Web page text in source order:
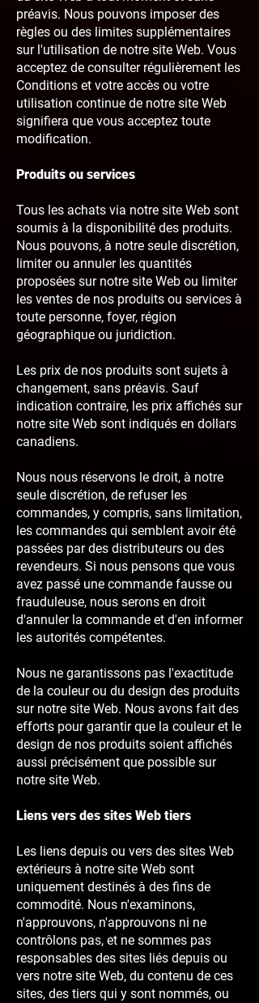
préavis. Nous pouvons imposer des
règles ou des limites supplémentaires
sur l'utilisation de notre site Web. Vous
acceptez de consulter régulièrement les
Conditions et votre accès ou votre
utilisation continue de notre site Web
signifiera que vous acceptez toute
modification.
Produits ou services
Tous les achats via notre site Web sont
soumis à la disponibilité des produits.
Nous pouvons, à notre seule discrétion,
limiter ou annuler les quantités
proposées sur notre site Web ou limiter
les ventes de nos produits ou services à
toute personne, foyer, région
géographique ou juridiction.
Les prix de nos produits sont sujets à
changement, sans préavis. Sauf
indication contraire, les prix affichés sur
notre site Web sont indiqués en dollars
canadiens.
Nous nous réservons le droit, à notre
seule discrétion, de refuser les
commandes, y compris, sans limitation,
les commandes qui semblent avoir été
passées par des distributeurs ou des
revendeurs. Si nous pensons que vous
avez passé une commande fausse ou
frauduleuse, nous serons en droit
d'annuler la commande et d'en informer
les autorités compétentes.
Nous ne garantissons pas l'exactitude
de la couleur ou du design des produits
sur notre site Web. Nous avons fait des
efforts pour garantir que la couleur et le
design de nos produits soient affichés
aussi précisément que possible sur
notre site Web.
Liens vers des sites Web tiers
Les liens depuis ou vers des sites Web
extérieurs à notre site Web sont
uniquement destinés à des fins de
commodité. Nous n'examinons,
n'approuvons, n'approuvons ni ne
contrôlons pas, et ne sommes pas
responsables des sites liés depuis ou
vers notre site Web, du contenu de ces
sites, des tiers qui y sont nommés, ou